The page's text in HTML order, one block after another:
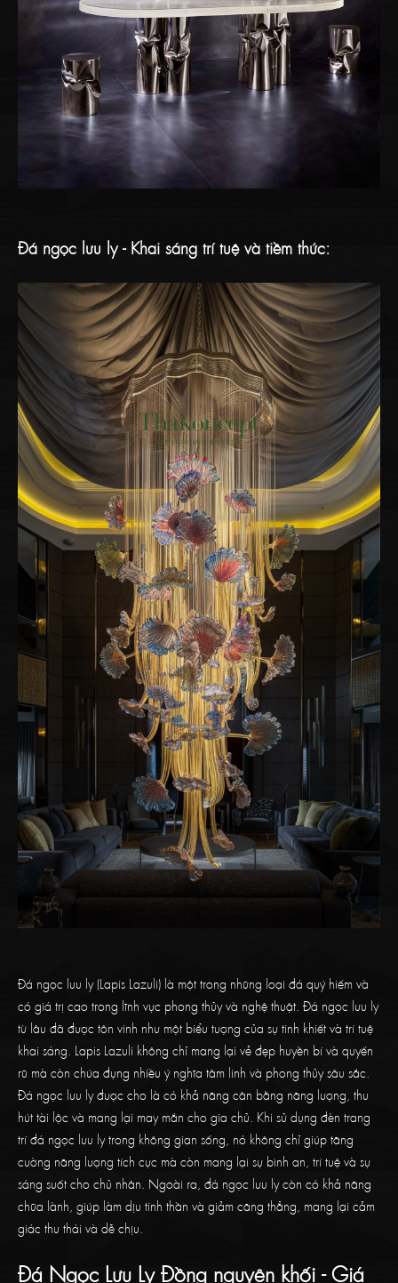
Đá ngọc lưu ly - Khai sáng trí tuệ và tiềm thức:
Đá ngọc lưu ly (Lapis Lazuli) là một trong những loại đá quý hiếm và
có giá trị cao trong lĩnh vực phong thủy và nghệ thuật. Đá ngọc lưu ly
từ lâu đã được tôn vinh như một biểu tượng của sự tinh khiết và trí tuệ
khai sáng. Lapis Lazuli không chỉ mang lại vẻ đẹp huyền bí và quyến
rũ mà còn chứa đựng nhiều ý nghĩa tâm linh và phong thủy sâu sắc.
Đá ngọc lưu ly được cho là có khả năng cân bằng năng lượng, thu
hút tài lộc và mang lại may mắn cho gia chủ. Khi sử dụng đèn trang
trí đá ngọc lưu ly trong không gian sống, nó không chỉ giúp tăng
cường năng lượng tích cực mà còn mang lại sự bình an, trí tuệ và sự
sáng suốt cho chủ nhân. Ngoài ra, đá ngọc lưu ly còn có khả năng
chữa lành, giúp làm dịu tinh thần và giảm căng thẳng, mang lại cảm
giác thư thái và dễ chịu.
Đá Ngọc Lưu Ly Đồng nguyên khối - Giá